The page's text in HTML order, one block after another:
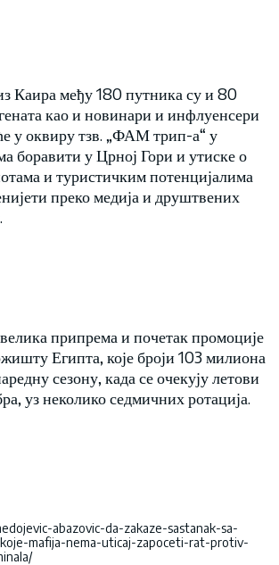
Каира међу 180 путника су и 80
као и новинари и инфлуенсери
у оквиру тзв. „ФАМ трип-а“ у
боравити у Црној Гори и утиске о
и туристичким потенцијалима
преко медија и друштвених
припрема и почетак промоције
Египта, које броји 103 милиона
сезону, када се очекују летови
уз неколико седмичних ротација.
abazovic-da-zakaze-sastanak-sa-
mafija-nema-uticaj-zapoceti-rat-protiv-